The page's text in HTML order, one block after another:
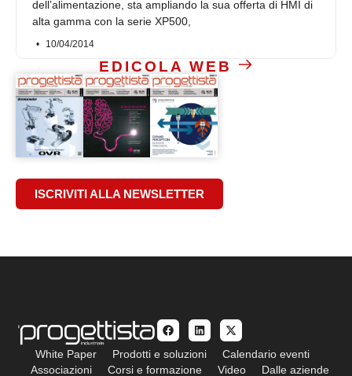
dell’alimentazione, sta ampliando la sua offerta di HMI di
alta gamma con la serie XP500,
10/04/2014
EDICOLA WEB
ISCRIVITI ALLA NEWSLETTER
White Paper Prodotti e soluzioni
Calendario eventi
Associazioni
Corsi e formazione Video Dalle aziende